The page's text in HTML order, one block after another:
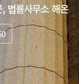
법률사무소 해온